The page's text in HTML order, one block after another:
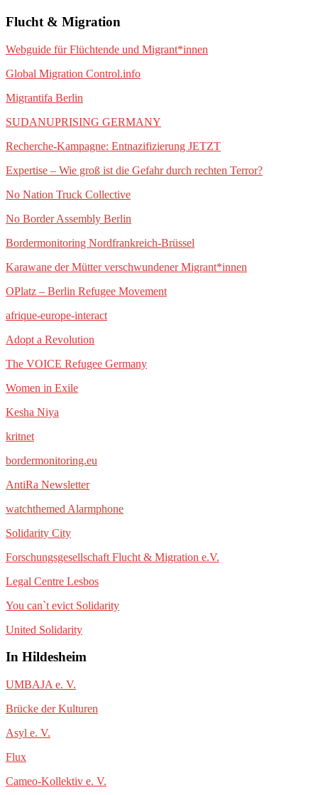
Flucht & Migration
Webguide für Flüchtende und Migrant*innen
Global Migration Control.info
Migrantifa Berlin
SUDANUPRISING GERMANY
Recherche-Kampagne: Entnazifizierung JETZT
Expertise – Wie groß ist die Gefahr durch rechten Terror?
No Nation Truck Collective
No Border Assembly Berlin
Bordermonitoring Nordfrankreich-Brüssel
Karawane der Mütter verschwundener Migrant*innen
OPlatz – Berlin Refugee Movement
afrique-europe-interact
Adopt a Revolution
The VOICE Refugee Germany
Women in Exile
Kesha Niya
kritnet
bordermonitoring.eu
AntiRa Newsletter
watchthemed Alarmphone
Solidarity City
Forschungsgesellschaft Flucht & Migration e.V.
Legal Centre Lesbos
You can`t evict Solidarity
United Solidarity
In Hildesheim
UMBAJA e. V.
Brücke der Kulturen
Asyl e. V.
Flux
Cameo-Kollektiv e. V.